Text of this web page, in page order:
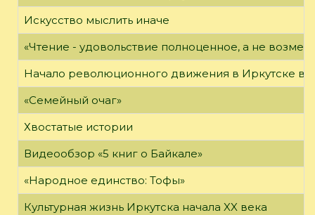
Искусство мыслить иначе
«Чтение - удовольствие полноценное, а не
Начало революционного движения в Иркутске в
«Семейный очаг»
Хвостатые истории
Видеообзор «5 книг о Байкале»
«Народное единство: Тофы»
Культурная жизнь Иркутска начала XX века